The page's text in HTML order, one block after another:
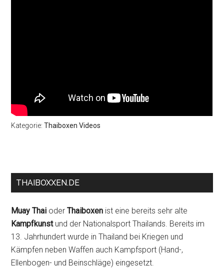
Kategorie:Thaiboxen Videos
THAIBOXXEN.DE
Muay Thai oderThaiboxen ist eine bereits sehr alte
Kampfkunstund der Nationalsport Thailands. Bereits im
13. Jahrhundert wurde in Thailand bei Kriegen und
Kämpfen neben Waffen auch Kampfsport (Hand-,
Ellenbogen- und Beinschläge) eingesetzt.